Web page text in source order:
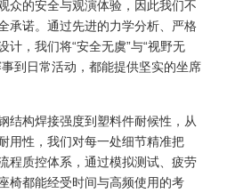
众的安全与观演体验，因此我们不
承诺。通过先进的力学分析、严格
计，我们将“安全无虞”与“视野无
到日常活动，都能提供坚实的坐席
结构焊接强度到塑料件耐候性，从
用性，我们对每一处细节精准把
程质控体系，通过模拟测试、疲劳
椅都能经受时间与高频使用的考